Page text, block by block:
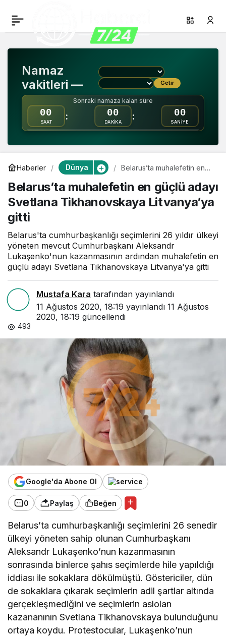
Namaz
vakitleri —
Getir
Sonraki namaza kalan süre
00
SAAT
: 00
DAKİKA
: 00
SANİYE
Haberler Dünya
Belarus’ta muhalefetin en
Tikhanovskaya Litvanya’ya
gitti
Belarus’ta muhalefetin en güçlü adayı
Svetlana Tikhanovskaya Litvanya’ya
gitti
Belarus'ta cumhurbaşkanlığı seçimlerini 26 yıldır ülkeyi
yöneten mevcut Cumhurbaşkanı Aleksandr
Lukaşenko'nun kazanmasının ardından muhalefetin en
güçlü adayı Svetlana Tikhanovskaya Litvanya'ya gitti
Mustafa Kara tarafından yayınlandı
11 Ağustos 2020, 18:19 yayınlandı 11 Ağustos
2020, 18:19 güncellendi
493
Google'da Abone Ol
0 Paylaş Beğen
Belarus’ta cumhurbaşkanlığı seçimlerini 26 senedir
ülkeyi yöneten sahip olunan Cumhurbaşkanı
Aleksandr Lukaşenko’nun kazanmasının
sonrasında binlerce şahıs seçimlerde hile yapıldığı
iddiası ile sokaklara dökülmüştü. Göstericiler, dün
de sokaklara çıkarak seçimlerin adil şartlar altında
gerçekleşmediğini ve seçimlerin aslolan
kazananının Svetlana Tikhanovskaya bulunduğunu
ortaya koydu. Protestocular, Lukaşenko’nun
Belarus’ta muhalefetin
en güçlü adayı Svetlana
Tikhanovskaya
Litvanya’ya gitti
Paylaş